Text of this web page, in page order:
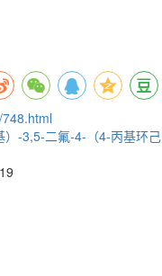
-3,5-二氟-4-（4-丙基环己